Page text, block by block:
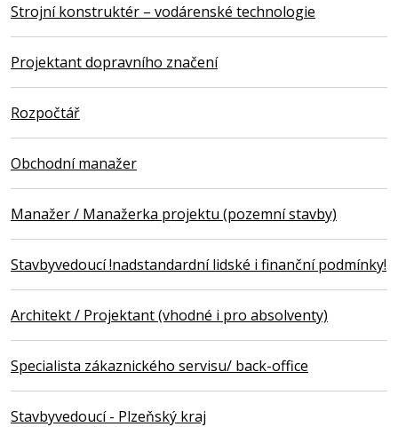
Strojní konstruktér – vodárenské technologie
Projektant dopravního značení
Rozpočtář
Obchodní manažer
Manažer / Manažerka projektu (pozemní stavby)
Stavbyvedoucí !nadstandardní lidské i finanční podmínky!
Architekt / Projektant (vhodné i pro absolventy)
Specialista zákaznického servisu/ back-office
Stavbyvedoucí - Plzeňský kraj